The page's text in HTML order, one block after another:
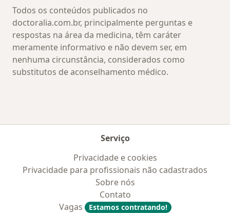
Todos os conteúdos publicados no
doctoralia.com.br, principalmente perguntas e
respostas na área da medicina, têm caráter
meramente informativo e não devem ser, em
nenhuma circunstância, considerados como
substitutos de aconselhamento médico.
Serviço
Privacidade e cookies
Privacidade para profissionais não cadastrados
Sobre nós
Contato
Vagas
Estamos contratando!